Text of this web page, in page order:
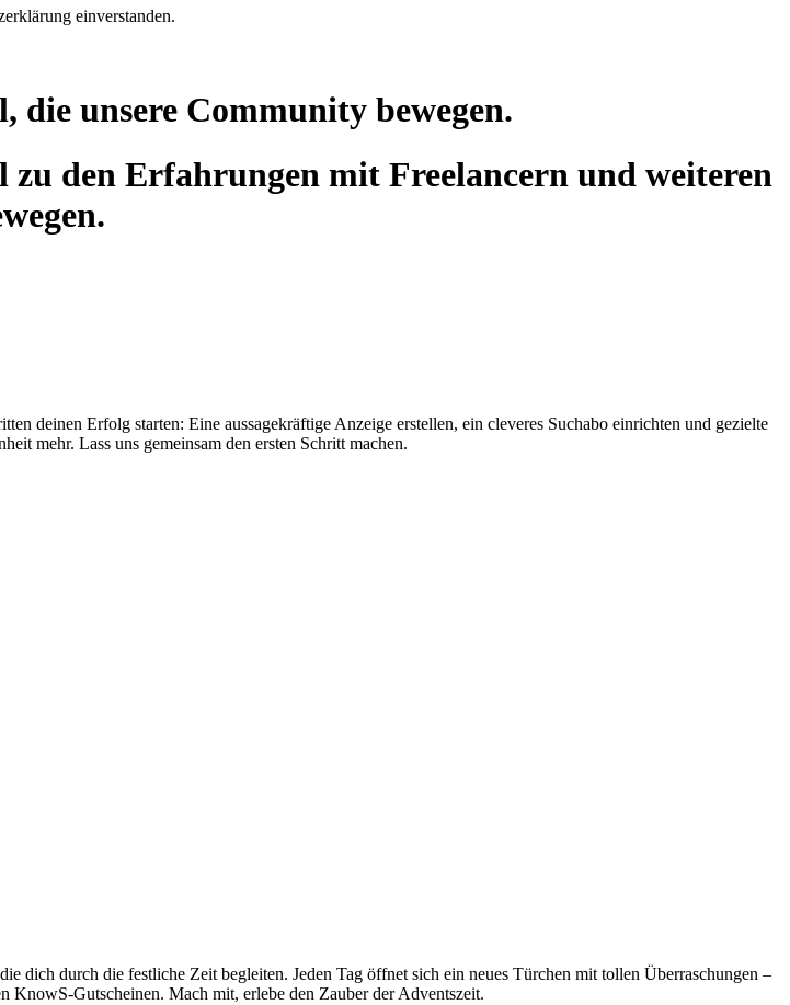
einverstanden.
unsere Community bewegen.
den Erfahrungen mit Freelancern und weiteren
deinen Erfolg starten: Eine aussagekräftige Anzeige erstellen, ein cleveres Suchabo einrichten und gezielte
mehr. Lass uns gemeinsam den ersten Schritt machen.
dich durch die festliche Zeit begleiten. Jeden Tag öffnet sich ein neues Türchen mit tollen Überraschungen –
Gutscheinen. Mach mit, erlebe den Zauber der Adventszeit.